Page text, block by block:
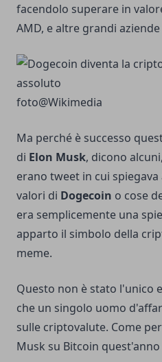
facendolo superare in
AMD, e altre grandi
foto@Wikimedia
Ma perché è successo
di Elon Musk, dicono
erano tweet in cui
valori di Dogecoin o cose
era semplicemente una
apparto il simbolo della
meme.
Questo non è stato l'unico
che un singolo uomo
sulle criptovalute. Come
Musk su Bitcoin